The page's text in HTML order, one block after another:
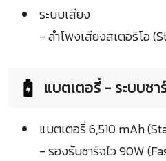
ระบบเสียง
- ลำโพงเสียงสเตอริโอ
แบตเตอรี่ - ระบบชา
แบตเตอรี่ 6,510 mAh
- รองรับชาร์จไว 90W